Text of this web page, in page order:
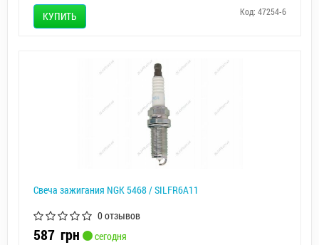
КУПИТЬ Код: 47254-6
Свеча зажигания NGK 5468 / SILFR6A11
0 отзывов
587 грн
сегодня